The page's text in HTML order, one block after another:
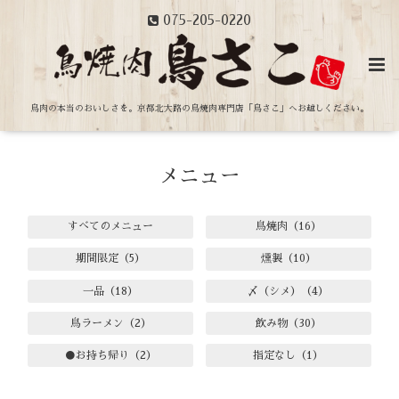
075-205-0220
鳥肉の本当のおいしさを。 京都北大路の鳥焼肉専門店「鳥さこ」へお越しください。
メニュー
すべてのメニュー 鳥焼肉（16）
期間限定（5） 燻製（10）
一品（18） 〆（シメ）（4）
鳥ラーメン（2） 飲み物（30）
●お持ち帰り（2） 指定なし（1）